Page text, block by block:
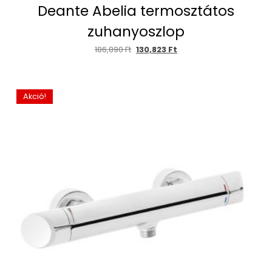
Deante Abelia termosztátos
zuhanyoszlop
186,890Ft 130,823 Ft
Akció!